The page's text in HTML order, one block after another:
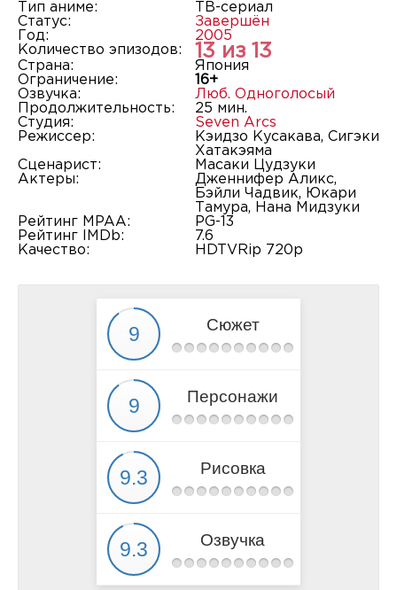
Тип аниме:
ТВ-сериал
Статус:
Завершён
Год:
2005
Количество эпизодов:
13 из 13
Страна:
Япония
Ограничение:
16+
Озвучка:
Люб. Одноголосый
Продолжительность:
25 мин.
Студия:
Seven Arcs
Режиссер:
Кэидзо Кусакава, Сигэки
Хатакэяма
Сценарист:
Масаки Цудзуки
Актеры:
Дженнифер Аликс,
Бэйли Чадвик, Юкари
Тамура, Нана Мидзуки
Рейтинг MPAA:
PG-13
Рейтинг IMDb:
7.6
Качество:
HDTVRip 720p
Сюжет
Персонажи
Рисовка
Озвучка